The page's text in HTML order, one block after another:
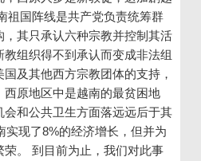
祖国阵线是共产党负责统筹群
其只承认六种宗教并控制其活
组织得不到承认而变成非法组
及其他西方宗教团体的支持，
原地区中是越南的最贫困地
和公共卫生方面落远远后于其
实现了8%的经济增长，但并为
。 到目前为止，我们对此事